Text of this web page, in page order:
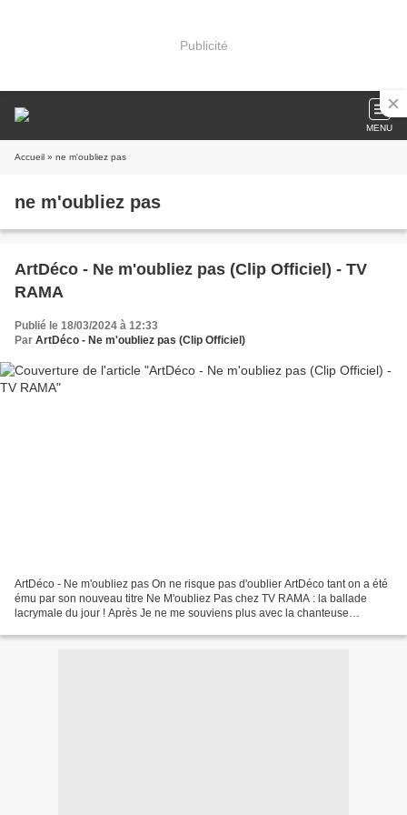
Publicité
MENU
Accueil » ne m'oubliez pas
ne m'oubliez pas
ArtDéco - Ne m'oubliez pas (Clip Officiel) - TV
RAMA
Publié le 18/03/2024 à 12:33
Par ArtDéco - Ne m'oubliez pas (Clip Officiel)
ArtDéco - Ne m'oubliez pas On ne risque pas d'oublier ArtDéco tant on a été
ému par son nouveau titre Ne M'oubliez Pas chez TV RAMA : la ballade
lacrymale du jour ! Après Je ne me souviens plus avec la chanteuse